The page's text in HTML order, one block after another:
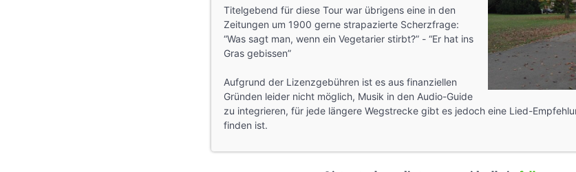
Titelgebend für diese Tour war übrigens eine in den
Zeitungen um 1900 gerne strapazierte Scherzfrage:
“Was sagt man, wenn ein Vegetarier stirbt?” - “Er hat ins
Gras gebissen”
Aufgrund der Lizenzgebühren ist es aus finanziellen
Gründen leider nicht möglich, Musik in den Audio-Guide
zu integrieren, für jede längere Wegstrecke gibt es jedoch eine Lied-
finden ist.